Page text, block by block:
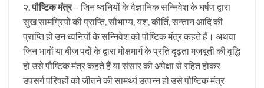
२.पौष्टिक मंत्र– जिन ध्वनियों के वैज्ञानिक सन्निवेश के घर्षण द्वारा
सुख सामग्रियों की प्राप्ति, सौभाग्य, यश, कीर्ति, सन्तान आदि की
प्राप्ति हो उन ध्वनियों के सन्निवेश को पौष्टिक मंत्र कहते हैं। अथवा
जिन भावों या बीज पदों के द्वारा मोक्षमार्ग के प्रति दृढ़ता मजबूती की वृद्धि
हो उसे पौष्टिक मंत्र कहते हैं या संसार की अपेक्षा से रहित होकर
उपसर्ग परिषहों को जीतने की सामर्थ्य उत्पन्न हो उसे पौष्टिक मंत्र